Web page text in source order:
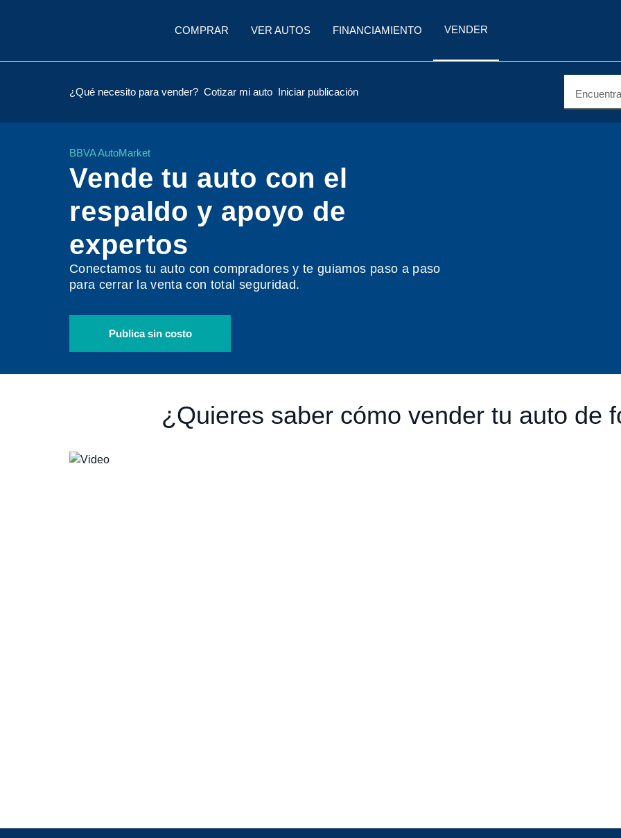
COMPRAR VER AUTOS FINANCIAMIENTO VENDER
¿Qué necesito para vender? Cotizar mi auto Iniciar publicación
BBVA AutoMarket
Vende tu auto con el
respaldo y apoyo de
expertos
Conectamos tu auto con compradores y te guiamos paso a paso
para cerrar la venta con total seguridad.
Publica sin costo
¿Quieres saber cómo vender tu auto de